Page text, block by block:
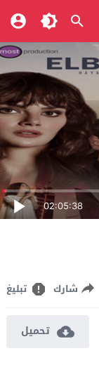
02:05:38
شارك تبليغ
تحميل